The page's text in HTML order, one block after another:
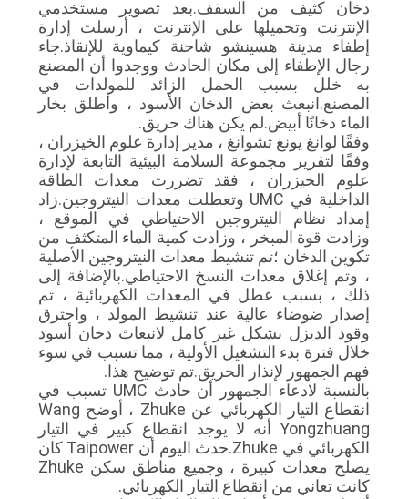
الموقع
PRIVACY
POLICY
دخان كثيف من السقف.بعد تصوير مستخدمي
الإنترنت وتحميلها على الإنترنت ، أرسلت إدارة
إطفاء مدينة هسينشو شاحنة كيماوية للإنقاذ.جاء
رجال الإطفاء إلى مكان الحادث ووجدوا أن المصنع
به خلل بسبب الحمل الزائد للمولدات في
المصنع.انبعث بعض الدخان الأسود ، وأطلق بخار
الماء دخانًا أبيض.لم يكن هناك حريق.
وفقًا لوانغ يونغ تشوانغ ، مدير إدارة علوم الخيزران ،
وفقًا لتقرير مجموعة السلامة البيئية التابعة لإدارة
علوم الخيزران ، فقد تضررت معدات الطاقة
الداخلية في UMC وتعطلت معدات النيتروجين.زاد
إمداد نظام النيتروجين الاحتياطي في الموقع ،
وزادت قوة المبخر ، وزادت كمية الماء المتكثف من
تكوين الدخان ؛تم تنشيط معدات النيتروجين الأصلية
، وتم إغلاق معدات النسخ الاحتياطي.بالإضافة إلى
ذلك ، بسبب عطل في المعدات الكهربائية ، تم
إصدار ضوضاء عالية عند تنشيط المولد ، واحترق
وقود الديزل بشكل غير كامل لانبعاث دخان أسود
خلال فترة بدء التشغيل الأولية ، مما تسبب في سوء
فهم الجمهور لإنذار الحريق.تم توضيح هذا.
بالنسبة لادعاء الجمهور أن حادث UMC تسبب في
انقطاع التيار الكهربائي عن Zhuke ، أوضح Wang
Yongzhuang أنه لا يوجد انقطاع كبير في التيار
الكهربائي في Zhuke.حدث اليوم أن Taipower كان
يصلح معدات كبيرة ، وجميع مناطق سكن Zhuke
كانت تعاني من انقطاع التيار الكهربائي.